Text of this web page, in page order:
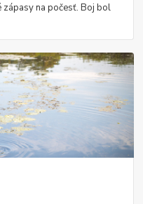
na počesť. Boj bol